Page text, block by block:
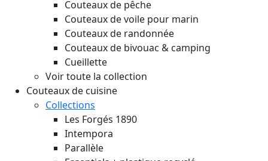
Couteaux de pêche
Couteaux de voile pour marin
Couteaux de randonnée
Couteaux de bivouac & camping
Cueillette
Voir toute la collection
Couteaux de cuisine
Collections
Les Forgés 1890
Intempora
Parallèle